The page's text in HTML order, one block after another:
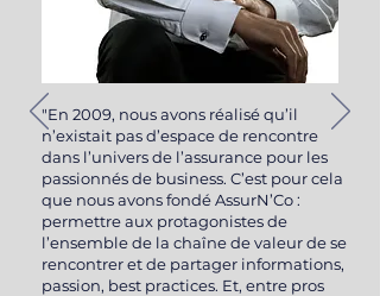
"En 2009, nous avons réalisé qu’il
n’existait pas d’espace de rencontre
dans l’univers de l’assurance pour les
passionnés de business. C’est pour cela
que nous avons fondé AssurN’Co :
permettre aux protagonistes de
l’ensemble de la chaîne de valeur de se
rencontrer et de partager informations,
passion, best practices. Et, entre pros